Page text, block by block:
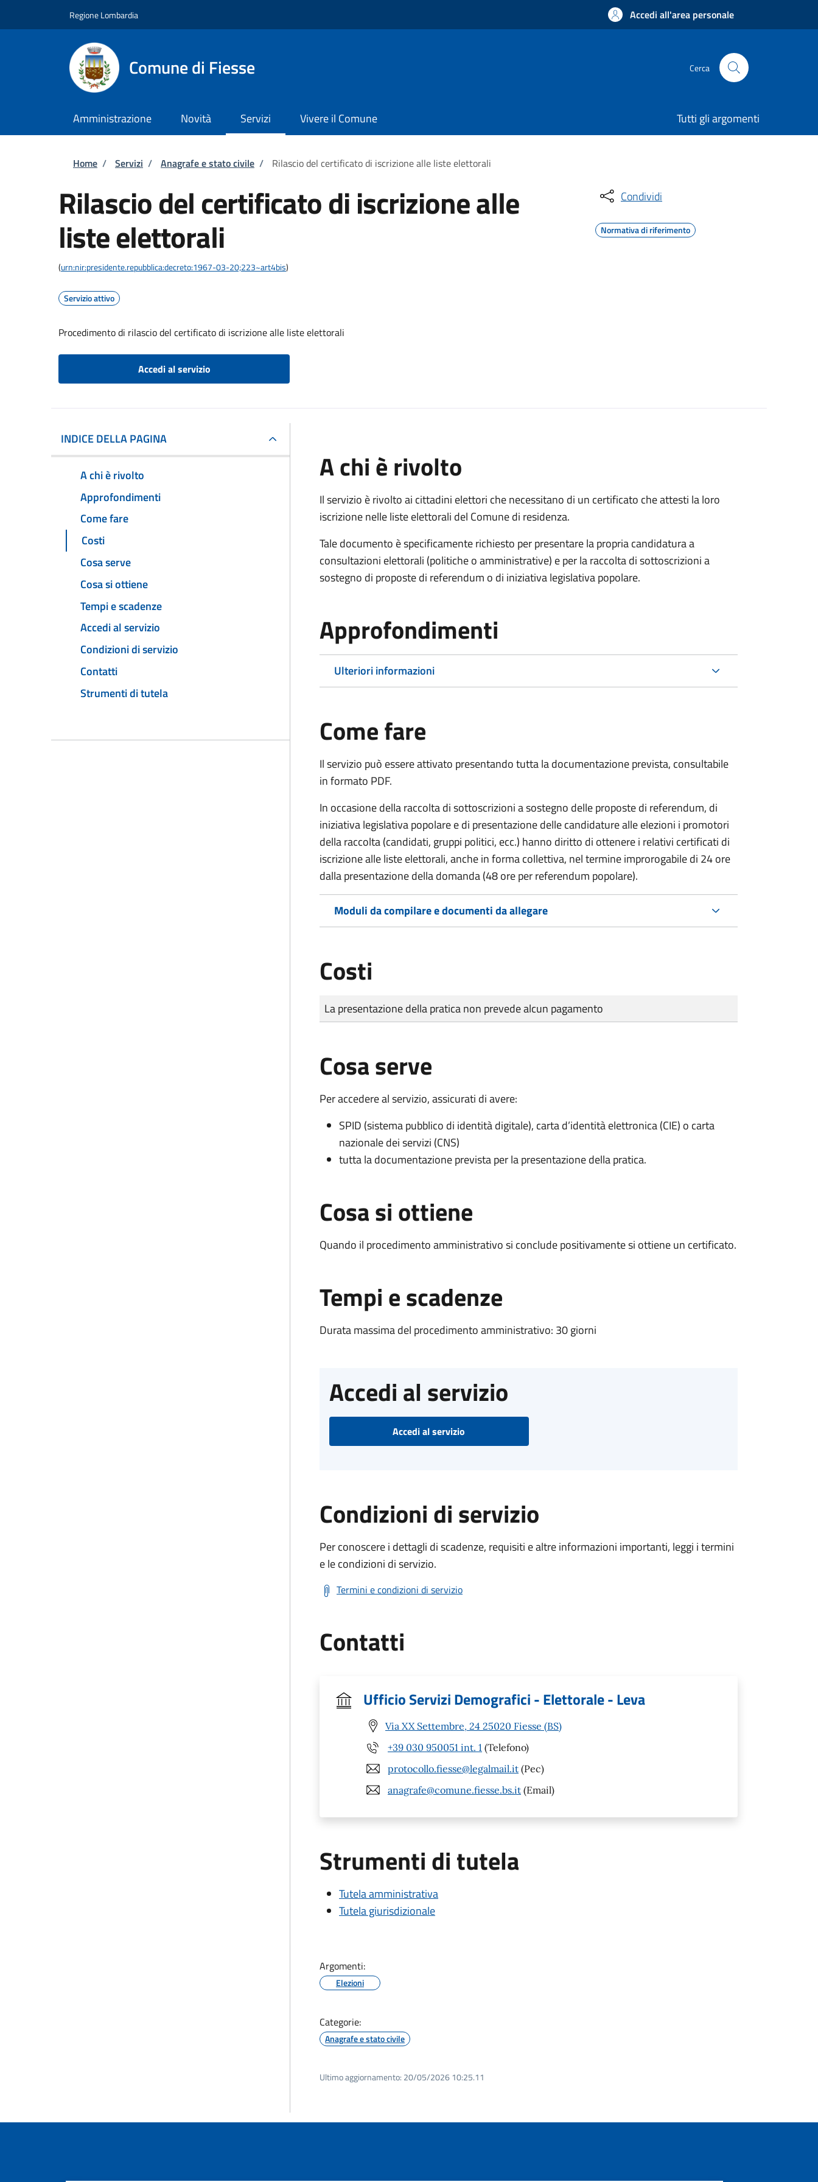
Regione Lombardia Accedi all'area personale
Comune di Fiesse Cerca
Amministrazione Novità Servizi Vivere il Comune Tutti gli argomenti
Briciole di pane
Home / Servizi / Anagrafe e stato civile / Rilascio del certificato di iscrizione alle liste elettorali
Rilascio del certificato di iscrizione alle
liste elettorali
(urn:nir:presidente.repubblica:decreto:1967-03-20;223~art4bis)
Servizio attivo
Procedimento di rilascio del certificato di iscrizione alle liste elettorali
Accedi al servizio
Condividi
Normativa di riferimento
INDICE DELLA PAGINA
A chi è rivolto
Approfondimenti
Come fare
Costi
Cosa serve
Cosa si ottiene
Tempi e scadenze
Accedi al servizio
Condizioni di servizio
Contatti
Strumenti di tutela
A chi è rivolto
Il servizio è rivolto ai cittadini elettori che necessitano di un certificato che attesti la loro
iscrizione nelle liste elettorali del Comune di residenza.
Tale documento è specificamente richiesto per presentare la propria candidatura a
consultazioni elettorali (politiche o amministrative) e per la raccolta di sottoscrizioni a
sostegno di proposte di referendum o di iniziativa legislativa popolare.
Approfondimenti
Ulteriori informazioni
Come fare
Il servizio può essere attivato presentando tutta la documentazione prevista, consultabile
in formato PDF.
In occasione della raccolta di sottoscrizioni a sostegno delle proposte di referendum, di
iniziativa legislativa popolare e di presentazione delle candidature alle elezioni i promotori
della raccolta (candidati, gruppi politici, ecc.) hanno diritto di ottenere i relativi certificati di
iscrizione alle liste elettorali, anche in forma collettiva, nel termine improrogabile di 24 ore
dalla presentazione della domanda (48 ore per referendum popolare).
Moduli da compilare e documenti da allegare
Costi
Tipo di pagamento
Importo
La presentazione della pratica non prevede alcun pagamento
Cosa serve
Per accedere al servizio, assicurati di avere:
SPID (sistema pubblico di identità digitale), carta d’identità elettronica (CIE) o carta
nazionale dei servizi (CNS)
tutta la documentazione prevista per la presentazione della pratica.
Cosa si ottiene
Quando il procedimento amministrativo si conclude positivamente si ottiene un certificato.
Tempi e scadenze
Durata massima del procedimento amministrativo: 30 giorni
Accedi al servizio
Accedi al servizio
Condizioni di servizio
Per conoscere i dettagli di scadenze, requisiti e altre informazioni importanti, leggi i termini
e le condizioni di servizio.
Termini e condizioni di servizio
Contatti
Ufficio Servizi Demografici - Elettorale - Leva
Via XX Settembre, 24 25020 Fiesse (BS)
+39 030 950051 int. 1 (Telefono)
protocollo.fiesse@legalmail.it (Pec)
anagrafe@comune.fiesse.bs.it (Email)
Strumenti di tutela
Tutela amministrativa
Tutela giurisdizionale
Argomenti:
Elezioni
Categorie:
Anagrafe e stato civile
Ultimo aggiornamento: 20/05/2026 10:25.11